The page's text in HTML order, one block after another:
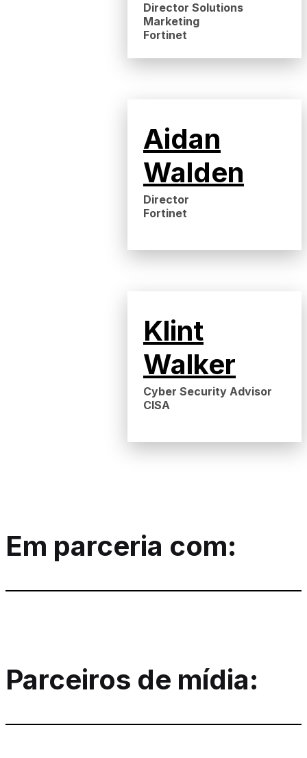
Director Solutions
Marketing
Fortinet
Aidan
Walden
Director
Fortinet
Klint
Walker
Cyber Security Advisor
CISA
Em parceria com:
Parceiros de mídia: